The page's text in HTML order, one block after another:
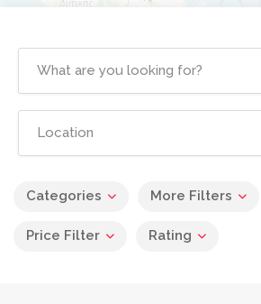
Categories More Filters
Price Filter Rating